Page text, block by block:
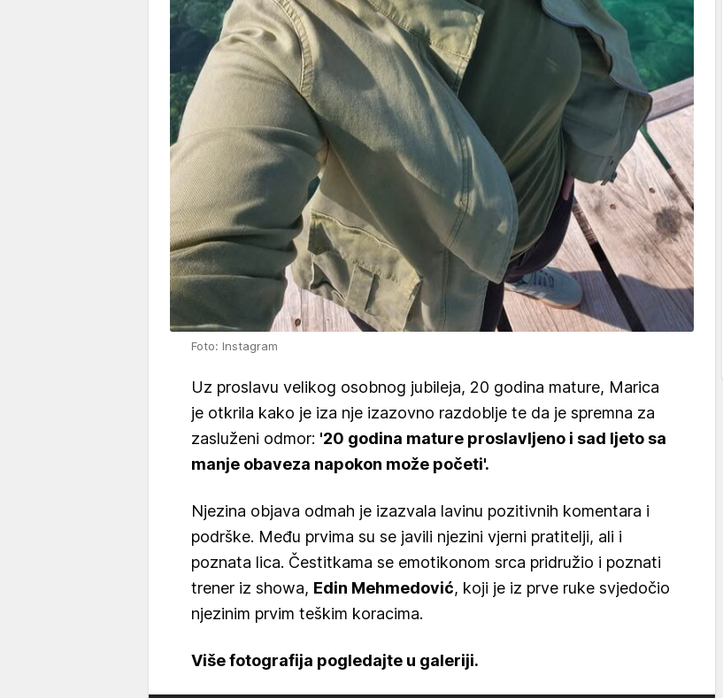
Foto: Instagram
Uz proslavu velikog osobnog jubileja, 20 godina mature, Marica
je otkrila kako je iza nje izazovno razdoblje te da je spremna za
zasluženi odmor: '20 godina mature proslavljeno i sad ljeto sa
manje obaveza napokon može početi'.
Njezina objava odmah je izazvala lavinu pozitivnih komentara i
podrške. Među prvima su se javili njezini vjerni pratitelji, ali i
poznata lica. Čestitkama se emotikonom srca pridružio i poznati
trener iz showa, Edin Mehmedović, koji je iz prve ruke svjedočio
njezinim prvim teškim koracima.
Više fotografija pogledajte u galeriji.